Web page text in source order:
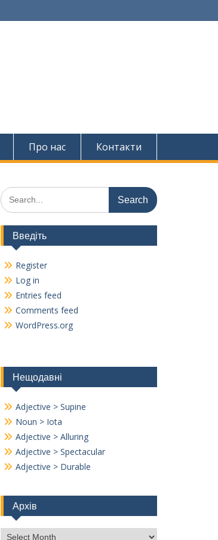
Про нас Контакти
Search
for:
Введіть
Register
Log in
Entries feed
Comments feed
WordPress.org
Нещодавні
Adjective > Supine
Noun > Iota
Adjective > Alluring
Adjective > Spectacular
Adjective > Durable
Архів
Архів